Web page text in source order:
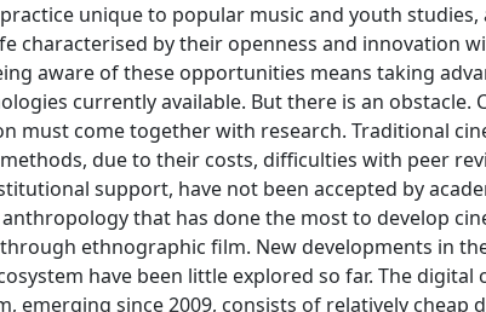
unique to popular music and youth studies,
characterised by their openness and innovation
aware of these opportunities means taking
currently available. But there is an obstacle.
must come together with research. Traditional
due to their costs, difficulties with peer
support, have not been accepted by
anthropology that has done the most to develop
ethnographic film. New developments in
have been little explored so far. The digital
emerging since 2009, consists of relatively cheap